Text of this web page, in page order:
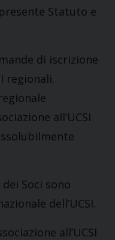
Statuto e
di iscrizione
regionali.
all’UCSI
Soci sono
dell’UCSI.
all’UCSI